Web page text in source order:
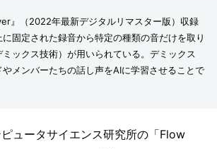
』（2022年最新デジタルリマスター版）収録
固定された録音から特定の種類の音だけを取り
ックス技術）が用いられている。デミックス
メンバーたちの話し声をAIに学習させることで
ュータサイエンス研究所の「Flow